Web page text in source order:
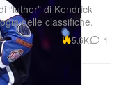
“luther” di Kendrick
delle classifiche.
5.6K 1